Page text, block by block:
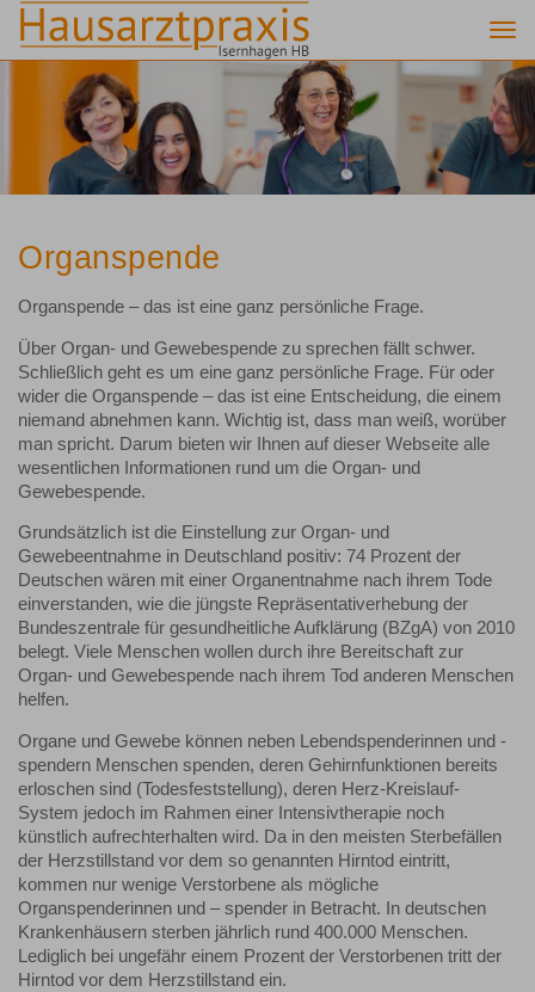
Organspende
Organspende – das ist eine ganz persönliche Frage.
Über Organ- und Gewebespende zu sprechen fällt schwer.
Schließlich geht es um eine ganz persönliche Frage. Für oder
wider die Organspende – das ist eine Entscheidung, die einem
niemand abnehmen kann. Wichtig ist, dass man weiß, worüber
man spricht. Darum bieten wir Ihnen auf dieser Webseite alle
wesentlichen Informationen rund um die Organ- und
Gewebespende.
Grundsätzlich ist die Einstellung zur Organ- und
Gewebeentnahme in Deutschland positiv: 74 Prozent der
Deutschen wären mit einer Organentnahme nach ihrem Tode
einverstanden, wie die jüngste Repräsentativerhebung der
Bundeszentrale für gesundheitliche Aufklärung (BZgA) von 2010
belegt. Viele Menschen wollen durch ihre Bereitschaft zur
Organ- und Gewebespende nach ihrem Tod anderen Menschen
helfen.
Organe und Gewebe können neben Lebendspenderinnen und -
spendern Menschen spenden, deren Gehirnfunktionen bereits
erloschen sind (Todesfeststellung), deren Herz-Kreislauf-
System jedoch im Rahmen einer Intensivtherapie noch
künstlich aufrechterhalten wird. Da in den meisten Sterbefällen
der Herzstillstand vor dem so genannten Hirntod eintritt,
kommen nur wenige Verstorbene als mögliche
Organspenderinnen und – spender in Betracht. In deutschen
Krankenhäusern sterben jährlich rund 400.000 Menschen.
Lediglich bei ungefähr einem Prozent der Verstorbenen tritt der
Hirntod vor dem Herzstillstand ein.